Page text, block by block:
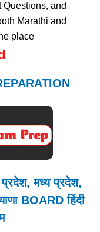
Questions, and
Marathi and
place
प्रदेश, मध्य प्रदेश,
BOARD हिंदी